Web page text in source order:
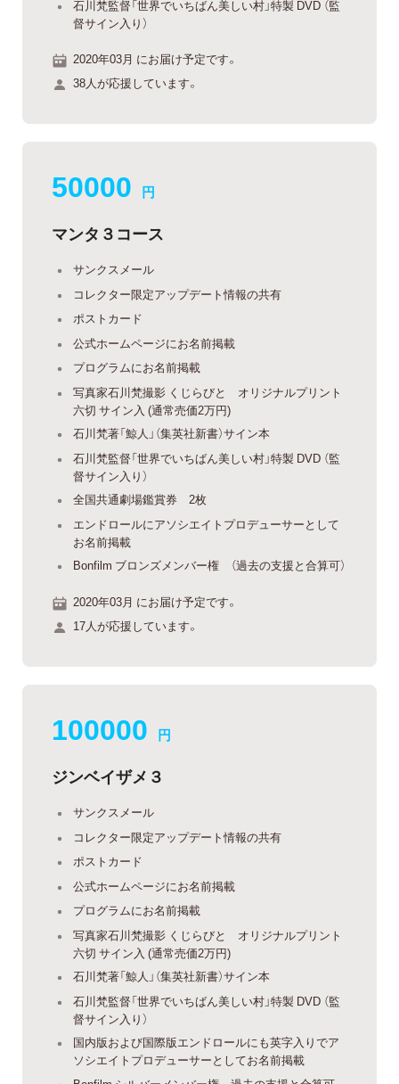
石川梵監督「世界でいちばん美しい村」特製 DVD （監
督サイン入り）
2020年03月 にお届け予定です。
38人が応援しています。
50000 円
マンタ３コース
サンクスメール
コレクター限定アップデート情報の共有
ポストカード
公式ホームページにお名前掲載
プログラムにお名前掲載
写真家石川梵撮影 くじらびと オリジナルプリント
六切 サイン入 (通常売価2万円)
石川梵著「鯨人」（集英社新書）サイン本
石川梵監督「世界でいちばん美しい村」特製 DVD （監
督サイン入り）
全国共通劇場鑑賞券 2枚
エンドロールにアソシエイトプロデューサーとして
お名前掲載
Bonfilm ブロンズメンバー権 （過去の支援と合算可）
2020年03月 にお届け予定です。
17人が応援しています。
100000 円
ジンベイザメ３
サンクスメール
コレクター限定アップデート情報の共有
ポストカード
公式ホームページにお名前掲載
プログラムにお名前掲載
写真家石川梵撮影 くじらびと オリジナルプリント
六切 サイン入 (通常売価2万円)
石川梵著「鯨人」（集英社新書）サイン本
石川梵監督「世界でいちばん美しい村」特製 DVD （監
督サイン入り）
国内版および国際版エンドロールにも英字入りでア
ソシエイトプロデューサーとしてお名前掲載